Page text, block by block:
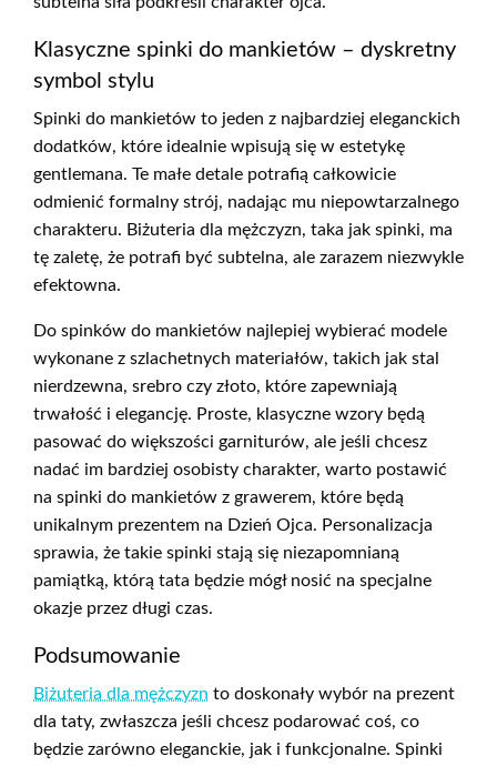
Klasyczne spinki do mankietów – dyskretny
symbol stylu
Spinki do mankietów to jeden z najbardziej eleganckich
dodatków, które idealnie wpisują się w estetykę
gentlemana. Te małe detale potrafią całkowicie
odmienić formalny strój, nadając mu niepowtarzalnego
charakteru. Biżuteria dla mężczyzn, taka jak spinki, ma
tę zaletę, że potrafi być subtelna, ale zarazem niezwykle
efektowna.
Do spinków do mankietów najlepiej wybierać modele
wykonane z szlachetnych materiałów, takich jak stal
nierdzewna, srebro czy złoto, które zapewniają
trwałość i elegancję. Proste, klasyczne wzory będą
pasować do większości garniturów, ale jeśli chcesz
nadać im bardziej osobisty charakter, warto postawić
na spinki do mankietów z grawerem, które będą
unikalnym prezentem na Dzień Ojca. Personalizacja
sprawia, że takie spinki stają się niezapomnianą
pamiątką, którą tata będzie mógł nosić na specjalne
okazje przez długi czas.
Podsumowanie
Biżuteria dla mężczyzn to doskonały wybór na prezent
dla taty, zwłaszcza jeśli chcesz podarować coś, co
będzie zarówno eleganckie, jak i funkcjonalne. Spinki